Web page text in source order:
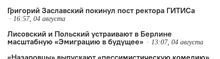
Григорий Заславский покинул пост ректора ГИТИСа
16:57, 04 августа
Лисовский и Польский устраивают в Берлине
масштабную «Эмиграцию в будущее»
13:07, 04 августа
«Назаровцы» выпускают «пессимистическую комедию»